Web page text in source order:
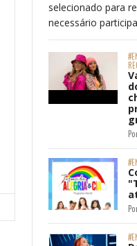
selecionado para
necessário